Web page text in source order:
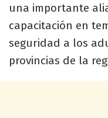
una importante
capacitación en
seguridad a los
provincias de la